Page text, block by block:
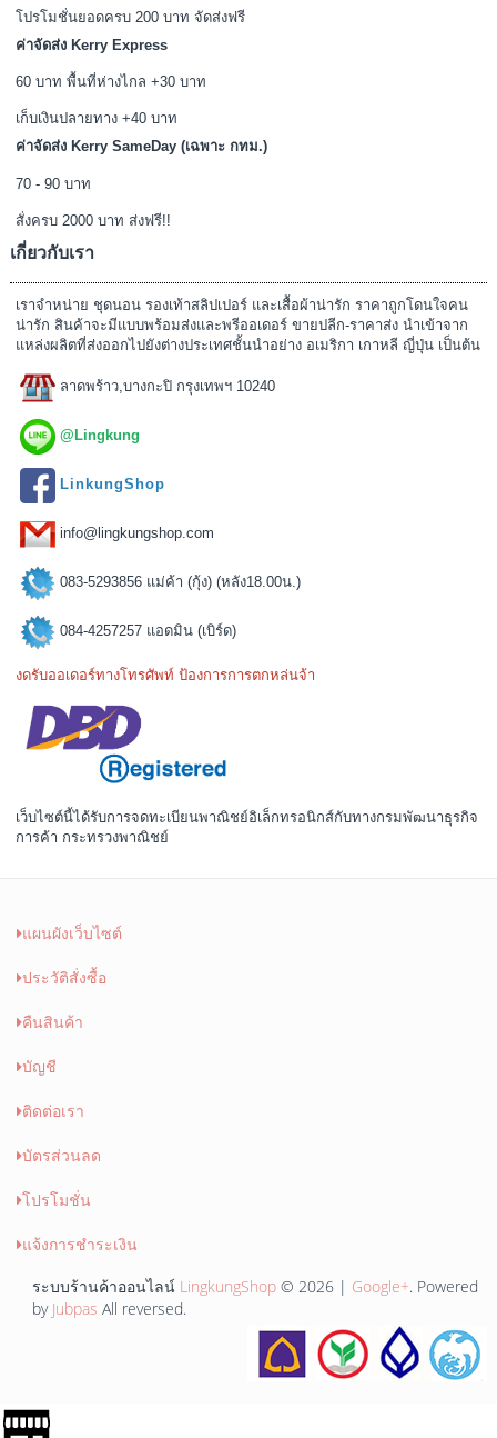
โปรโมชั่นยอดครบ 200 บาท จัดส่งฟรี
ค่าจัดส่ง Kerry Express
60 บาท พื้นที่ห่างไกล +30 บาท
เก็บเงินปลายทาง +40 บาท
ค่าจัดส่ง Kerry SameDay (เฉพาะ กทม.)
70 - 90 บาท
สั่งครบ 2000 บาท ส่งฟรี!!
เกี่ยวกับเรา
เราจำหน่าย ชุดนอน รองเท้าสลิปเปอร์ และเสื้อผ้าน่ารัก ราคาถูกโดนใจคน
น่ารัก สินค้าจะมีแบบพร้อมส่งและพรีออเดอร์ ขายปลีก-ราคาส่ง นำเข้าจาก
แหล่งผลิตที่ส่งออกไปยังต่างประเทศชั้นนำอย่าง อเมริกา เกาหลี ญี่ปุ่น เป็นต้น
ลาดพร้าว,บางกะปิ กรุงเทพฯ 10240
@Lingkung
LinkungShop
info@lingkungshop.com
083-5293856 แม่ค้า (กุ้ง) (หลัง18.00น.)
084-4257257 แอดมิน (เบิร์ด)
งดรับออเดอร์ทางโทรศัพท์ ป้องการการตกหล่นจ้า
เว็บไซต์นี้ได้รับการจดทะเบียนพาณิชย์อิเล็กทรอนิกส์กับทางกรมพัฒนาธุรกิจ
การค้า กระทรวงพาณิชย์
แผนผังเว็บไซต์
ประวัติสั่งซื้อ
คืนสินค้า
บัญชี
ติดต่อเรา
บัตรส่วนลด
โปรโมชั่น
แจ้งการชำระเงิน
ระบบร้านค้าออนไลน์ LingkungShop © 2026 | Google+. Powered
by Jubpas All reversed.